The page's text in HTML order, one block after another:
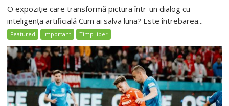
O expoziție care transformă pictura într-un dialog cu
inteligența artificială Cum ai salva luna? Este întrebarea...
Featured Important Timp liber